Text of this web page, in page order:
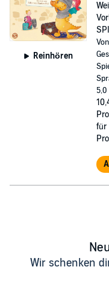
Reinhören
5,0
für
Wir schenken